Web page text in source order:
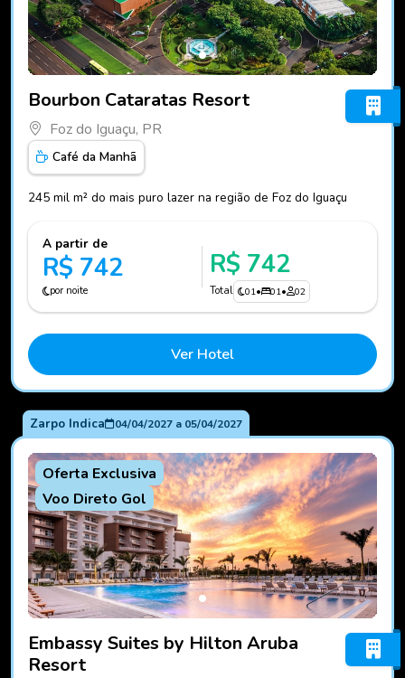
Bourbon Cataratas Resort
Foz do Iguaçu, PR
Café da Manhã
245 mil m² do mais puro lazer na região de Foz do Iguaçu
A partir de
R$ 742
por noite
R$ 742
Total 01• 01• 02
Ver Hotel
Zarpo Indica 04/04/2027a 05/04/2027
Oferta Exclusiva
Voo Direto Gol
Fotos do hotel Embassy Suites by Hilton Aruba Resort
Embassy Suites by Hilton Aruba
Resort